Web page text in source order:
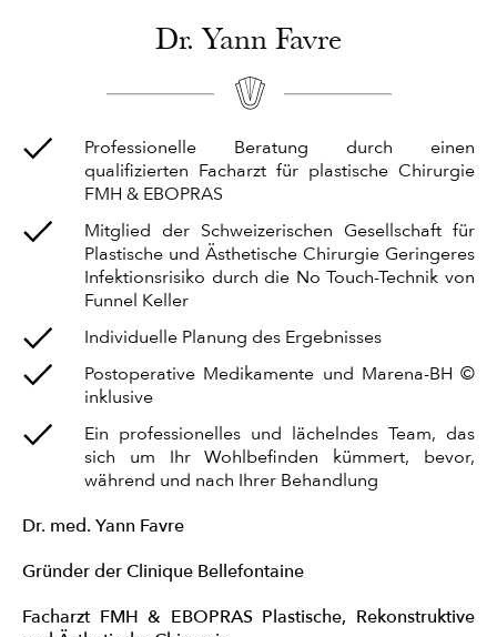
Dr. Yann Favre
Professionelle Beratung durch einen
qualifizierten Facharzt für plastische Chirurgie
FMH & EBOPRAS
Mitglied der Schweizerischen Gesellschaft für
Plastische und Ästhetische Chirurgie Geringeres
Infektionsrisiko durch die No Touch-Technik von
Funnel Keller
Individuelle Planung des Ergebnisses
Postoperative Medikamente und Marena-BH ©
inklusive
Ein professionelles und lächelndes Team, das
sich um Ihr Wohlbefinden kümmert, bevor,
während und nach Ihrer Behandlung
Dr. med. Yann Favre
Gründer der Clinique Bellefontaine
Facharzt FMH & EBOPRAS Plastische, Rekonstruktive